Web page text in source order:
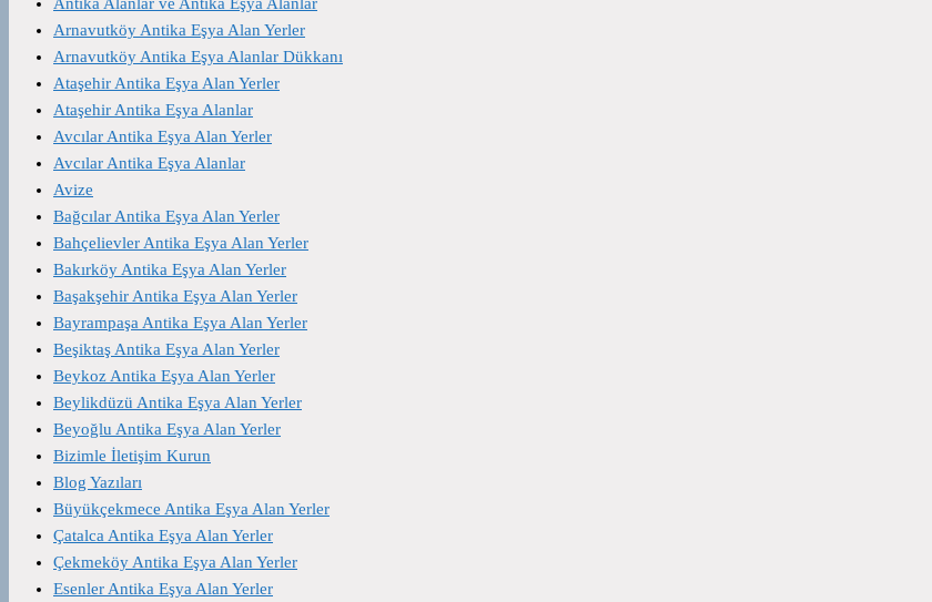
Arnavutköy Antika Eşya Alan Yerler
Arnavutköy Antika Eşya Alanlar Dükkanı
Ataşehir Antika Eşya Alan Yerler
Ataşehir Antika Eşya Alanlar
Avcılar Antika Eşya Alan Yerler
Avcılar Antika Eşya Alanlar
Avize
Bağcılar Antika Eşya Alan Yerler
Bahçelievler Antika Eşya Alan Yerler
Bakırköy Antika Eşya Alan Yerler
Başakşehir Antika Eşya Alan Yerler
Bayrampaşa Antika Eşya Alan Yerler
Beşiktaş Antika Eşya Alan Yerler
Beykoz Antika Eşya Alan Yerler
Beylikdüzü Antika Eşya Alan Yerler
Beyoğlu Antika Eşya Alan Yerler
Bizimle İletişim Kurun
Blog Yazıları
Büyükçekmece Antika Eşya Alan Yerler
Çatalca Antika Eşya Alan Yerler
Çekmeköy Antika Eşya Alan Yerler
Esenler Antika Eşya Alan Yerler